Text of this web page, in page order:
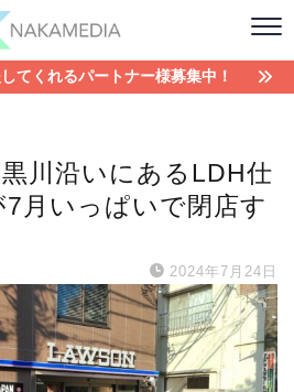
てくれるパートナー様募集中！
黒川沿いにあるLDH仕
月いっぱいで閉店す
2024年7月24日